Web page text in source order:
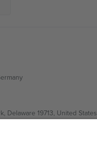
Delaware 19713, United States